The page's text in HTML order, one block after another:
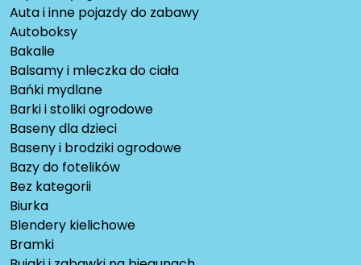
Auta i inne pojazdy do zabawy
Autoboksy
Bakalie
Balsamy i mleczka do ciała
Bańki mydlane
Barki i stoliki ogrodowe
Baseny dla dzieci
Baseny i brodziki ogrodowe
Bazy do fotelików
Bez kategorii
Biurka
Blendery kielichowe
Bramki